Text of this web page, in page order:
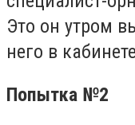
Это он утром
него в
Попытка №2